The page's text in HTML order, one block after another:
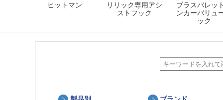
ヒットマン
リリック専用アシ
ストフック
ブラスバレッ
ンカーバリュ
ック